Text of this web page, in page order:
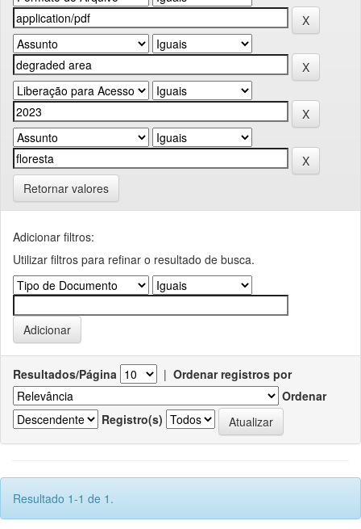
Retornar valores
Adicionar filtros:
Utilizar filtros para refinar o resultado de busca.
Resultados/Página | Ordenar registros por
Ordenar
Registro(s)
Resultado 1-1 de 1.